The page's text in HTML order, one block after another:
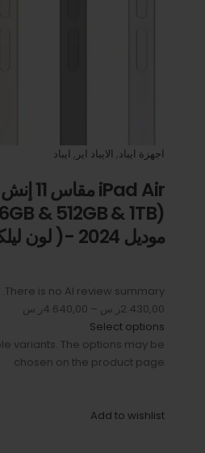
اجهزة ايباد, الايباد اير , ايباد
موديل 2024 -( لون ليلكي ) بشريحة M2
There is no AI review summary.
2.430,00ر.س
– 4.640,00ر.س
Select options
variants. The options may be
chosen on the product page
Add to wishlist